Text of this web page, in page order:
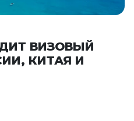
ВИЗОВЫЙ
КИТАЯ И